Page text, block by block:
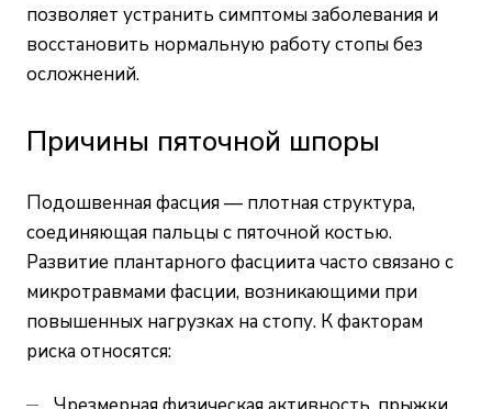
позволяет устранить симптомы заболевания и
восстановить нормальную работу стопы без
осложнений.
Причины пяточной шпоры
Подошвенная фасция — плотная структура,
соединяющая пальцы с пяточной костью.
Развитие плантарного фасциита часто связано с
микротравмами фасции, возникающими при
повышенных нагрузках на стопу. К факторам
риска относятся: